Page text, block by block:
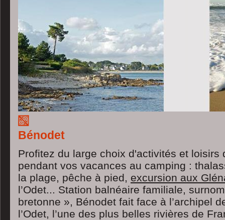
Bénodet
Profitez du large choix d'activités et loisirs
pendant vos vacances au camping :
la plage, pêche à pied, excursion aux
l’Odet... Station balnéaire familiale,
bretonne », Bénodet fait face à l’archipel
l’Odet, l’une des plus belles rivières de